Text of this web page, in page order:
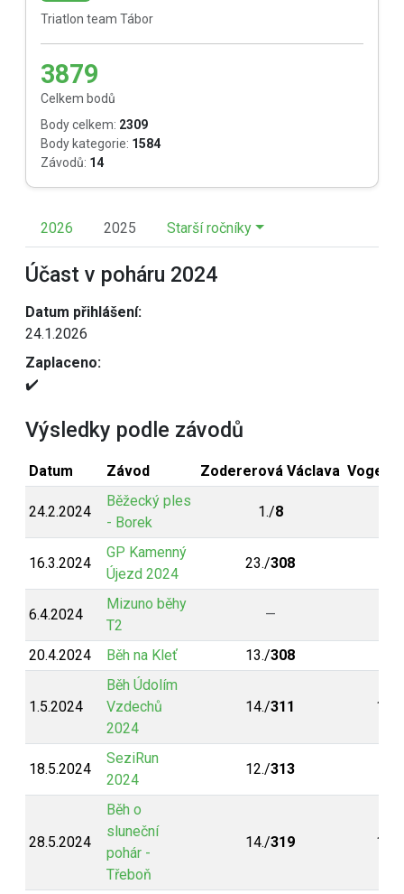
Triatlon team Tábor
3879
Celkem bodů
Body celkem: 2309
Body kategorie: 1584
Závodů: 14
2026 2025 Starší ročníky
Účast v poháru 2024
Datum přihlášení:
24.1.2026
Zaplaceno:
✔️
Výsledky podle závodů
Datum Závod Zodererová Václava
24.2.2024
Běžecký ples
- Borek
1./8
16.3.2024
GP Kamenný
Újezd 2024
23./308
6.4.2024
Mizuno běhy
T2
—
20.4.2024 Běh na Kleť 13./308
1.5.2024
Běh Údolím
Vzdechů
2024
14./311 11./
18.5.2024
SeziRun
2024
12./313
28.5.2024
Běh o
sluneční
pohár -
Třeboň
14./319 11./